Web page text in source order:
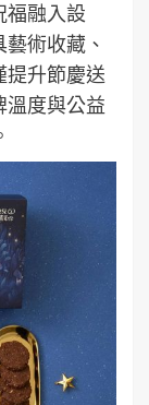
福融入設
術收藏、
提升節慶送
溫度與公益